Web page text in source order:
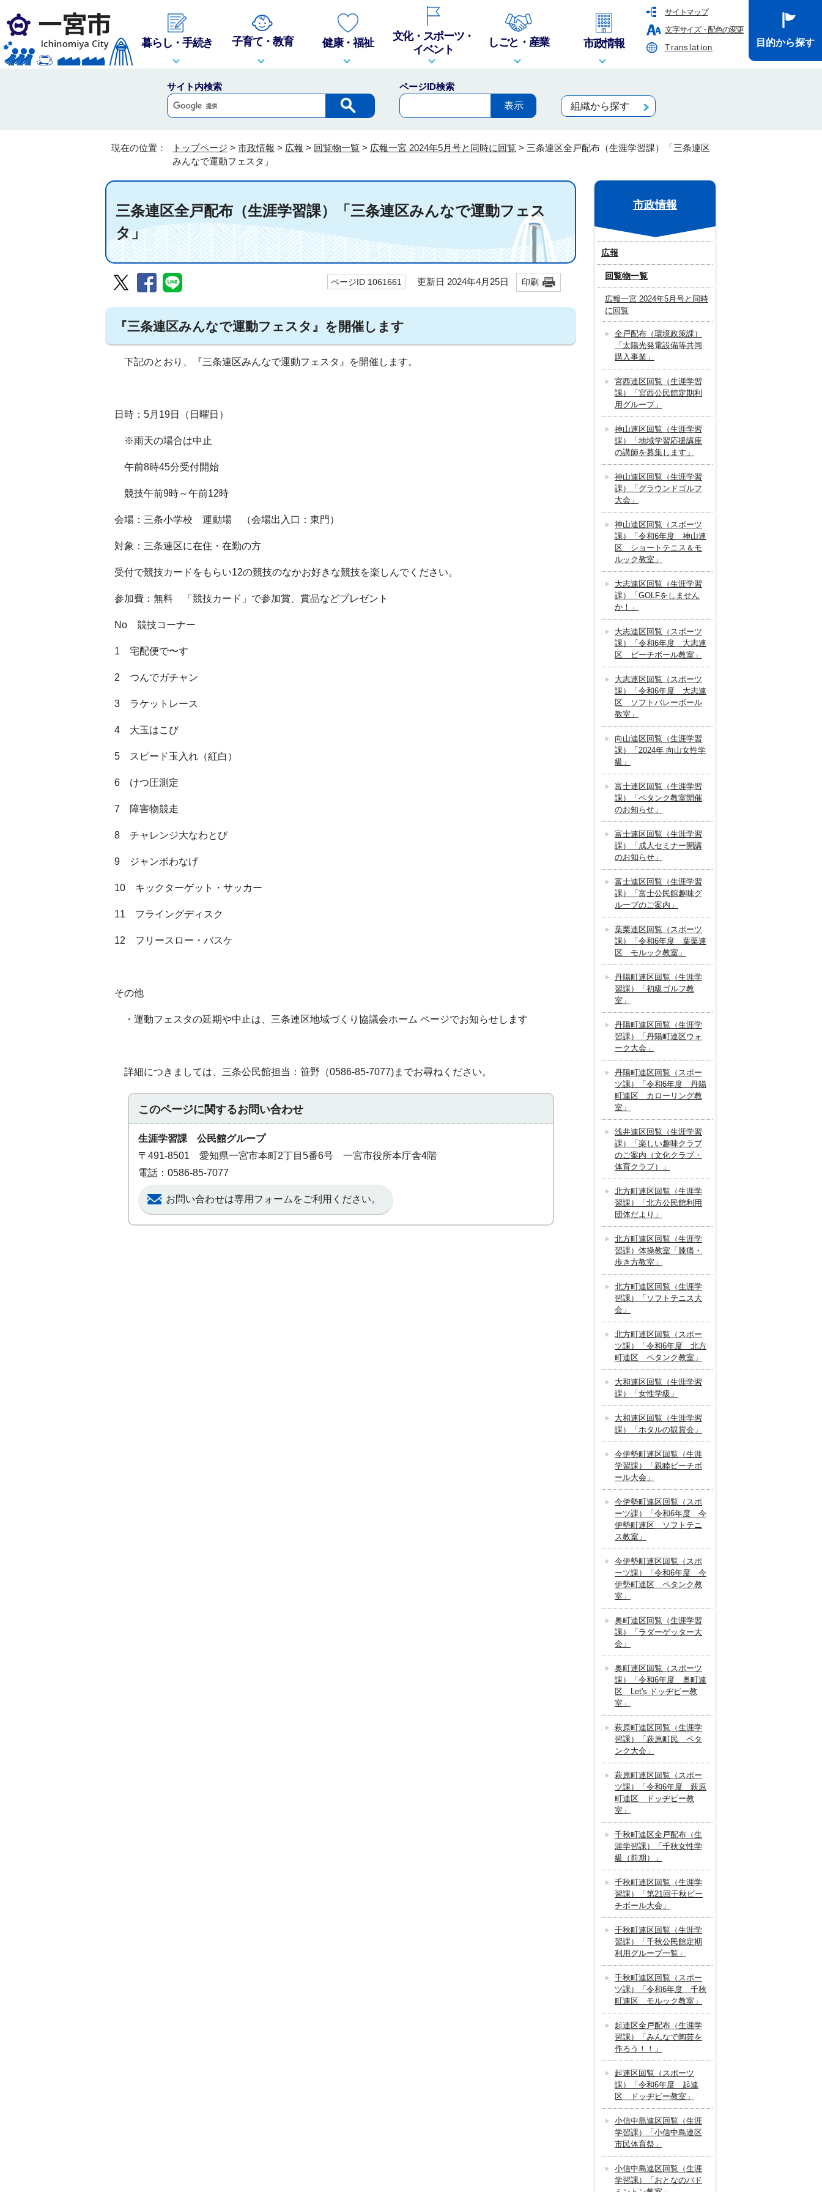
サイトマップ
文字サイズ・配色の変更
Translation
暮らし・手続き 子育て・教育 健康・福祉
文化・スポーツ・
イベント
しごと・産業 市政情報 目的から探す
サイト内検索
ページID検索
組織から探す
現在の位置： トップページ > 市政情報 > 広報 > 回覧物一覧 > 広報一宮 2024年5月号と同時に回覧 > 三条連区全戸配布（生涯学習課）「三条連区
みんなで運動フェスタ」
三条連区全戸配布（生涯学習課）「三条連区みんなで運動フェス
タ」
ページID 1061661 更新日 2024年4月25日 印刷
『三条連区みんなで運動フェスタ』を開催します
下記のとおり、『三条連区みんなで運動フェスタ』を開催します。
日時：5月19日（日曜日）
※雨天の場合は中止
午前8時45分受付開始
競技午前9時～午前12時
会場：三条小学校 運動場 （会場出入口：東門）
対象：三条連区に在住・在勤の方
受付で競技カードをもらい12の競技のなかお好きな競技を楽しんでください。
参加費：無料 「競技カード」で参加賞、賞品などプレゼント
No 競技コーナー
1 宅配便で〜す
2 つんでガチャン
3 ラケットレース
4 大玉はこび
5 スピード玉入れ（紅白）
6 けつ圧測定
7 障害物競走
8 チャレンジ大なわとび
9 ジャンボわなげ
10 キックターゲット・サッカー
11 フライングディスク
12 フリースロー・バスケ
その他
・運動フェスタの延期や中止は、三条連区地域づくり協議会ホーム ページでお知らせします
詳細につきましては、三条公民館担当：笹野（0586-85-7077)までお尋ねください。
このページに関するお問い合わせ
生涯学習課 公民館グループ
〒491-8501 愛知県一宮市本町2丁目5番6号 一宮市役所本庁舎4階
電話：0586-85-7077
お問い合わせは専用フォームをご利用ください。
市政情報
広報
回覧物一覧
広報一宮 2024年5月号と同時
に回覧
全戸配布（環境政策課）
「太陽光発電設備等共同
購入事業」
宮西連区回覧（生涯学習
課）「宮西公民館定期利
用グループ」
神山連区回覧（生涯学習
課）「地域学習応援講座
の講師を募集します」
神山連区回覧（生涯学習
課）「グラウンドゴルフ
大会」
神山連区回覧（スポーツ
課）「令和6年度 神山連
区 ショートテニス＆モ
ルック教室」
大志連区回覧（生涯学習
課）「GOLFをしません
か！」
大志連区回覧（スポーツ
課）「令和6年度 大志連
区 ビーチボール教室」
大志連区回覧（スポーツ
課）「令和6年度 大志連
区 ソフトバレーボール
教室」
向山連区回覧（生涯学習
課）「2024年 向山女性学
級」
富士連区回覧（生涯学習
課）「ペタンク教室開催
のお知らせ」
富士連区回覧（生涯学習
課）「成人セミナー開講
のお知らせ」
富士連区回覧（生涯学習
課）「富士公民館趣味グ
ループのご案内」
葉栗連区回覧（スポーツ
課）「令和6年度 葉栗連
区 モルック教室」
丹陽町連区回覧（生涯学
習課）「初級ゴルフ教
室」
丹陽町連区回覧（生涯学
習課）「丹陽町連区ウォ
ーク大会」
丹陽町連区回覧（スポー
ツ課）「令和6年度 丹陽
町連区 カローリング教
室」
浅井連区回覧（生涯学習
課）「楽しい趣味クラブ
のご案内（文化クラブ・
体育クラブ）」
北方町連区回覧（生涯学
習課）「北方公民館利用
団体だより」
北方町連区回覧（生涯学
習課）体操教室「膝痛・
歩き方教室」
北方町連区回覧（生涯学
習課）「ソフトテニス大
会」
北方町連区回覧（スポー
ツ課）「令和6年度 北方
町連区 ペタンク教室」
大和連区回覧（生涯学習
課）「女性学級」
大和連区回覧（生涯学習
課）「ホタルの観賞会」
今伊勢町連区回覧（生涯
学習課）「親睦ビーチボ
ール大会」
今伊勢町連区回覧（スポ
ーツ課）「令和6年度 今
伊勢町連区 ソフトテニ
ス教室」
今伊勢町連区回覧（スポ
ーツ課）「令和6年度 今
伊勢町連区 ペタンク教
室」
奥町連区回覧（生涯学習
課）「ラダーゲッター大
会」
奥町連区回覧（スポーツ
課）「令和6年度 奥町連
区 Let's ドッヂビー教
室」
萩原町連区回覧（生涯学
習課）「萩原町民 ペタ
ンク大会」
萩原町連区回覧（スポー
ツ課）「令和6年度 萩原
町連区 ドッヂビー教
室」
千秋町連区全戸配布（生
涯学習課）「千秋女性学
級（前期）」
千秋町連区回覧（生涯学
習課）「第21回千秋ビー
チボール大会」
千秋町連区回覧（生涯学
習課）「千秋公民館定期
利用グループ一覧」
千秋町連区回覧（スポー
ツ課）「令和6年度 千秋
町連区 モルック教室」
起連区全戸配布（生涯学
習課）「みんなで陶芸を
作ろう！！」
起連区回覧（スポーツ
課）「令和6年度 起連
区 ドッヂビー教室」
小信中島連区回覧（生涯
学習課）「小信中島連区
市民体育祭」
小信中島連区回覧（生涯
学習課）「おとなのバド